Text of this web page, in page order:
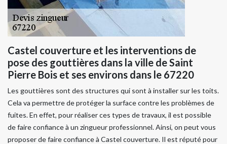
Castel couverture et les interventions de
pose des gouttières dans la ville de Saint
Pierre Bois et ses environs dans le 67220
Les gouttières sont des structures qui sont à installer sur les toits.
Cela va permettre de protéger la surface contre les problèmes de
fuites. En effet, pour réaliser ces types de travaux, il est possible
de faire confiance à un zingueur professionnel. Ainsi, on peut vous
proposer de faire confiance à Castel couverture. Il est réputé pour